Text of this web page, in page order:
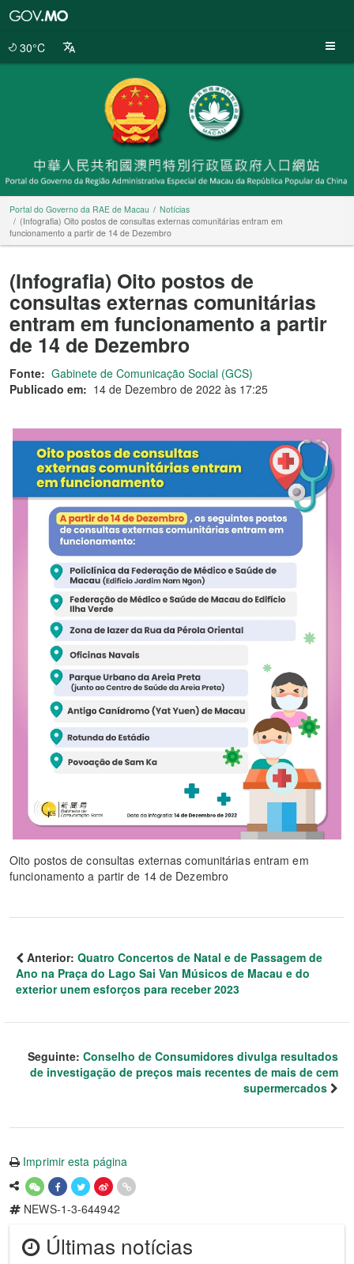
30°C
Portal do Governo da RAE de Macau
Notícias
(Infografia) Oito postos de consultas externas comunitárias entram em
funcionamento a partir de 14 de Dezembro
(Infografia) Oito postos de
consultas externas comunitárias
entram em funcionamento a partir
de 14 de Dezembro
Fonte: Gabinete de Comunicação Social (GCS)
Publicado em: 14 de Dezembro de 2022 às 17:25
Oito postos de consultas externas comunitárias entram em
funcionamento a partir de 14 de Dezembro
Anterior: Quatro Concertos de Natal e de Passagem de
Ano na Praça do Lago Sai Van Músicos de Macau e do
exterior unem esforços para receber 2023
Seguinte: Conselho de Consumidores divulga resultados
de investigação de preços mais recentes de mais de cem
supermercados
Imprimir esta página
NEWS-1-3-644942
Últimas notícias